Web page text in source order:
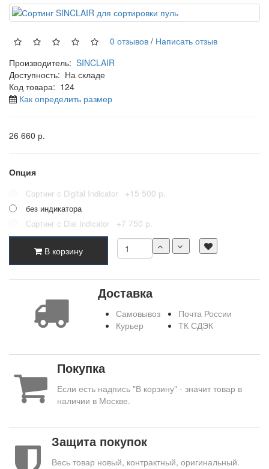
0 отзывов / Написать отзыв
Производитель: SINCLAIR
Доступность: На складе
Код товара: 124
Как определить размер
26 660 р.
Опция
Сортинг с Digital Indicator +15 500 р.
без индикатора
Сортинг с Dial Indicator
+7 750 р.
В корзину
Доставка
Самовывоз
Курьер
Почта России
ТК СДЭК
Покупка
Если есть надпись "В корзину" - значит товар в
наличии в Москве.
Защита покупок
Весь товар новый, контрактный, оригинальный.